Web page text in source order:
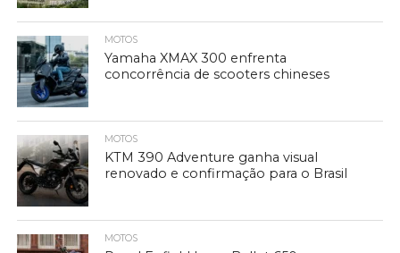
MOTOS
Yamaha XMAX 300 enfrenta
concorrência de scooters chineses
MOTOS
KTM 390 Adventure ganha visual
renovado e confirmação para o Brasil
MOTOS